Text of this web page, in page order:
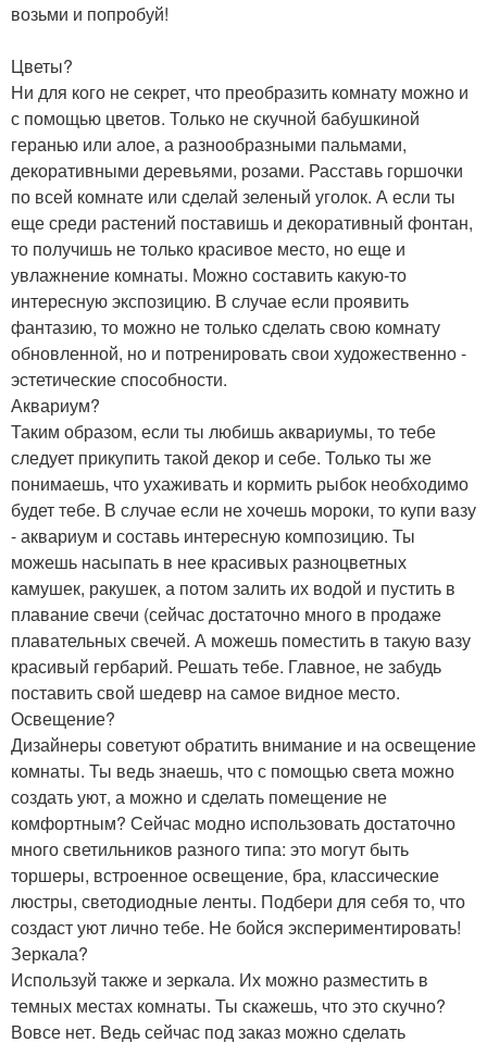
возьми и попробуй!
Цветы?
Ни для кого не секрет, что преобразить комнату можно и
с помощью цветов. Только не скучной бабушкиной
геранью или алое, а разнообразными пальмами,
декоративными деревьями, розами. Расставь горшочки
по всей комнате или сделай зеленый уголок. А если ты
еще среди растений поставишь и декоративный фонтан,
то получишь не только красивое место, но еще и
увлажнение комнаты. Можно составить какую-то
интересную экспозицию. В случае если проявить
фантазию, то можно не только сделать свою комнату
обновленной, но и потренировать свои художественно -
эстетические способности.
Аквариум?
Таким образом, если ты любишь аквариумы, то тебе
следует прикупить такой декор и себе. Только ты же
понимаешь, что ухаживать и кормить рыбок необходимо
будет тебе. В случае если не хочешь мороки, то купи вазу
- аквариум и составь интересную композицию. Ты
можешь насыпать в нее красивых разноцветных
камушек, ракушек, а потом залить их водой и пустить в
плавание свечи (сейчас достаточно много в продаже
плавательных свечей. А можешь поместить в такую вазу
красивый гербарий. Решать тебе. Главное, не забудь
поставить свой шедевр на самое видное место.
Освещение?
Дизайнеры советуют обратить внимание и на освещение
комнаты. Ты ведь знаешь, что с помощью света можно
создать уют, а можно и сделать помещение не
комфортным? Сейчас модно использовать достаточно
много светильников разного типа: это могут быть
торшеры, встроенное освещение, бра, классические
люстры, светодиодные ленты. Подбери для себя то, что
создаст уют лично тебе. Не бойся экспериментировать!
Зеркала?
Используй также и зеркала. Их можно разместить в
темных местах комнаты. Ты скажешь, что это скучно?
Вовсе нет. Ведь сейчас под заказ можно сделать